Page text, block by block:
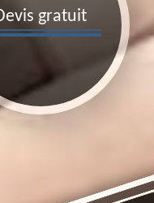
gratuit